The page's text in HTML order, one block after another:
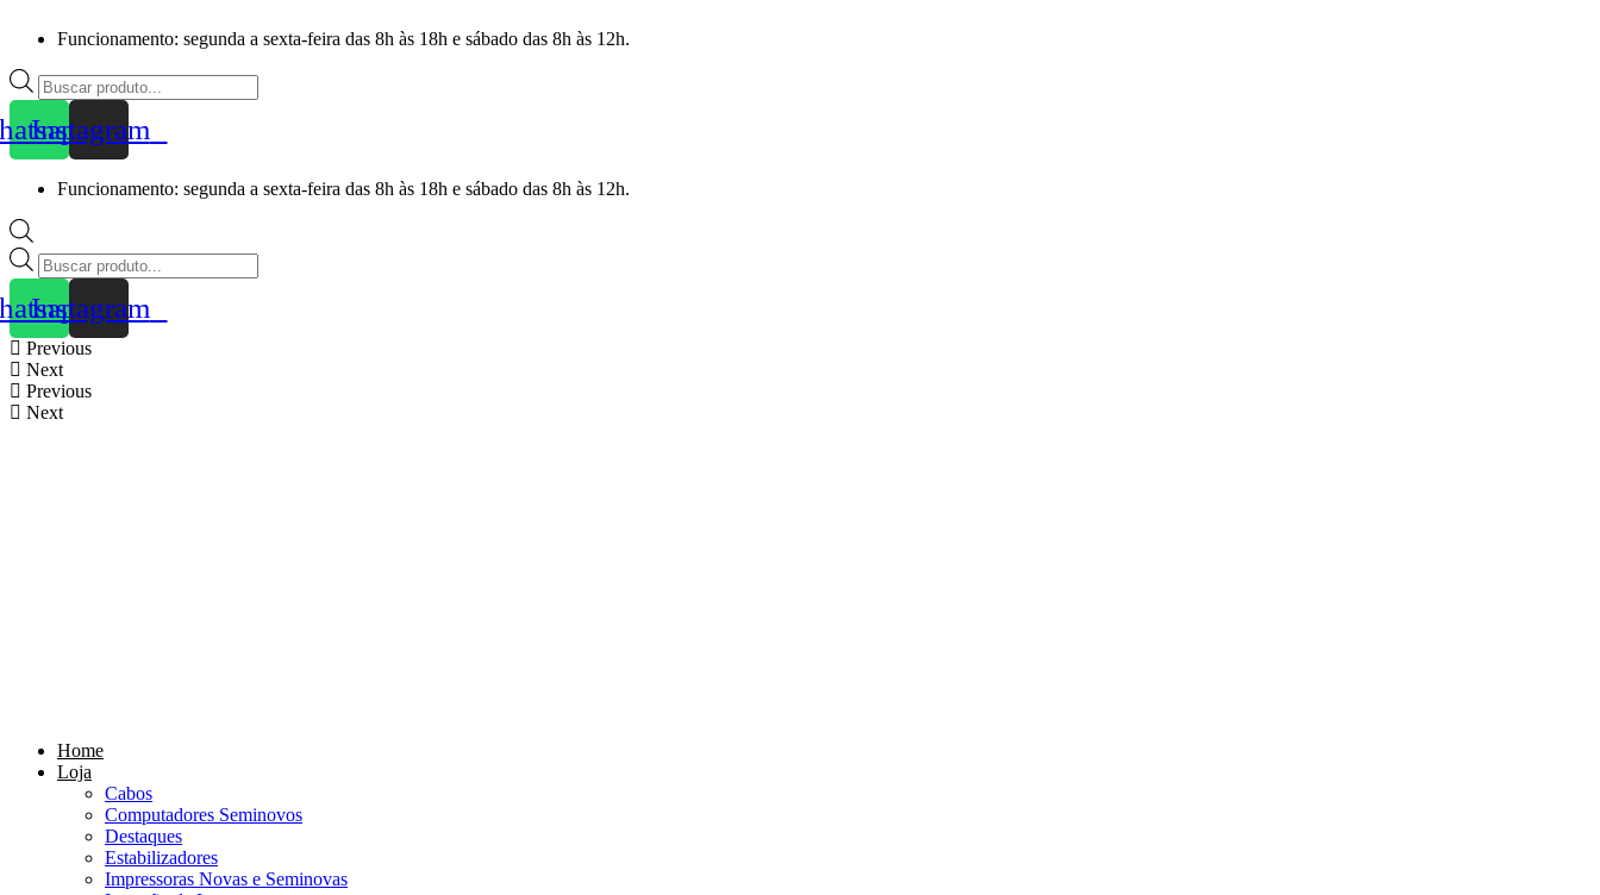
Funcionamento: segunda a sexta-feira das 8h às 18h e sábado das 8h às 12h.
Products
search
Instagram
Funcionamento: segunda a sexta-feira das 8h às 18h e sábado das 8h às 12h.
Products
search
Instagram
Previous
Next
Previous
Next
Home
Loja
Cabos
Computadores Seminovos
Destaques
Estabilizadores
Impressoras Novas e Seminovas